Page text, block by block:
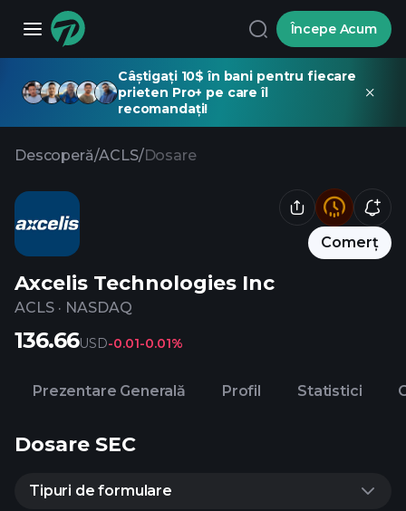
Începe Acum
Câștigați 10$ în bani pentru fiecare
prieten Pro+ pe care îl
recomandați!
Descoperă/ACLS/Dosare
Comerț
Axcelis Technologies Inc
ACLS · NASDAQ
136.66USD-0.01-0.01%
Prezentare Generală Profil Statistici
Dosare SEC
Tipuri de formulare